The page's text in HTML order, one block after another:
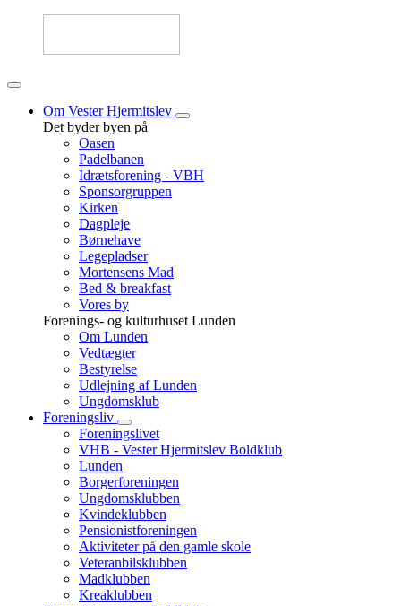
Om Vester Hjermitslev
Det byder byen på
Oasen
Padelbanen
Idrætsforening - VBH
Sponsorgruppen
Kirken
Dagpleje
Børnehave
Legepladser
Mortensens Mad
Bed & breakfast
Vores by
Forenings- og kulturhuset Lunden
Om Lunden
Vedtægter
Bestyrelse
Udlejning af Lunden
Ungdomsklub
Foreningsliv
Foreningslivet
VHB - Vester Hjermitslev Boldklub
Lunden
Borgerforeningen
Ungdomsklubben
Kvindeklubben
Pensionistforeningen
Aktiviteter på den gamle skole
Veteranbilsklubben
Madklubben
Kreaklubben